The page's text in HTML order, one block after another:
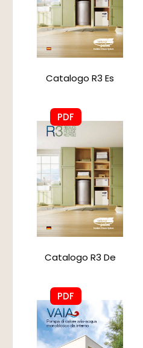
Catalogo R3 Es
PDF
Catalogo R3 De
PDF